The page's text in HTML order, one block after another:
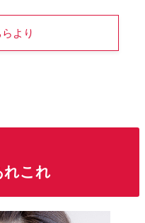
より
れこれ